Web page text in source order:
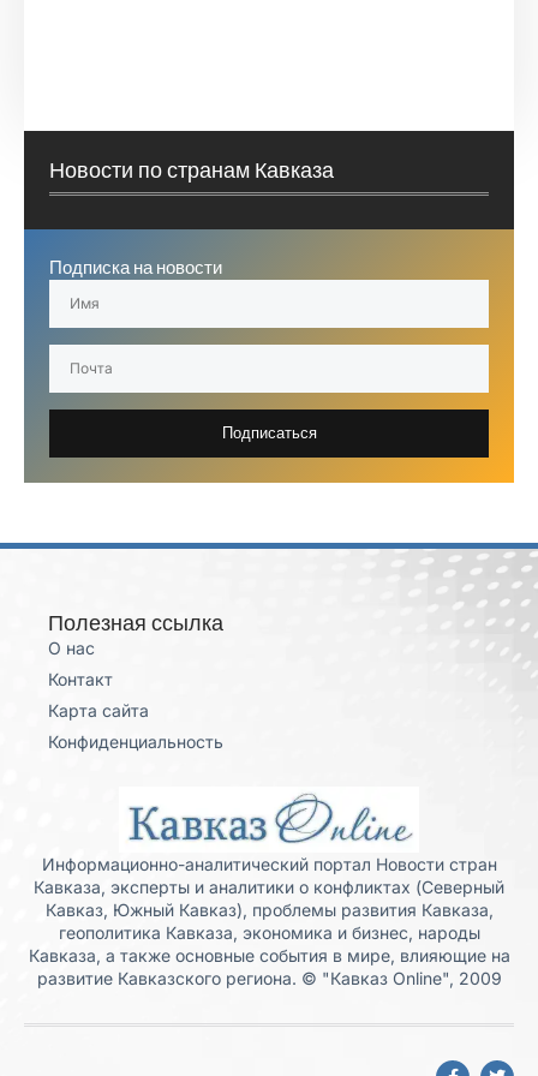
Новости по странам Кавказа
Подписка на новости
Подписаться
Полезная ссылка
О нас
Контакт
Карта сайта
Конфиденциальность
Информационно-аналитический портал Новости стран
Кавказа, эксперты и аналитики о конфликтах (Северный
Кавказ, Южный Кавказ), проблемы развития Кавказа,
геополитика Кавказа, экономика и бизнес, народы
Кавказа, а также основные события в мире, влияющие на
развитие Кавказского региона. © "Кавказ Online", 2009